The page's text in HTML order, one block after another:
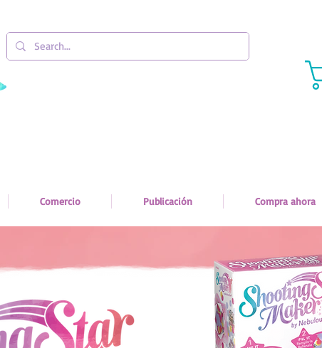
Comercio Publicación Compra ahora